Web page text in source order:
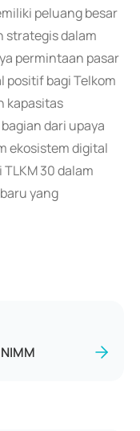
peluang besar
strategis dalam
permintaan pasar
positif bagi Telkom
kapasitas
dari upaya
ekosistem digital
30 dalam
yang